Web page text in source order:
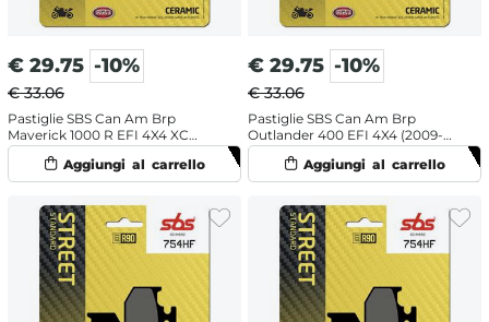
€ 29.75 -10%
€ 33.06
Pastiglie SBS Can Am Brp
Maverick 1000 R EFI 4X4 XC
(2016-2018) posteriori ceramiche
€ 29.75 -10%
€ 33.06
Pastiglie SBS Can Am Brp
Outlander 400 EFI 4X4 (2009-
2014) posteriori ceramiche